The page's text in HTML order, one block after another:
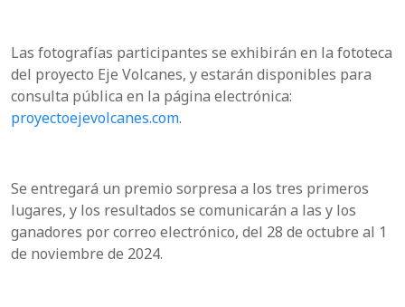
Las fotografías participantes se exhibirán en la fototeca
del proyecto Eje Volcanes, y estarán disponibles para
consulta pública en la página electrónica:
proyectoejevolcanes.com.
Se entregará un premio sorpresa a los tres primeros
lugares, y los resultados se comunicarán a las y los
ganadores por correo electrónico, del 28 de octubre al 1
de noviembre de 2024.